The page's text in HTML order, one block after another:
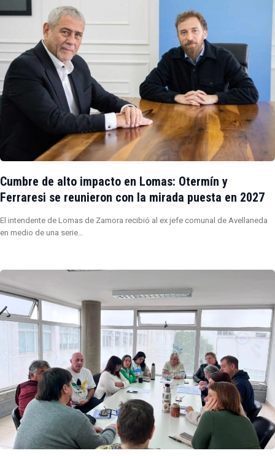
Cumbre de alto impacto en Lomas: Otermín y
Ferraresi se reunieron con la mirada puesta en 2027
El intendente de Lomas de Zamora recibió al ex jefe comunal de Avellaneda
en medio de una serie…